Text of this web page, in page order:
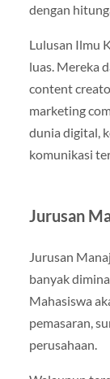
dengan
Lulusan Ilmu
luas. Mereka
content
marketing
dunia digital,
komunikasi
Jurusan
Jurusan
banyak
Mahasiswa
pemasaran,
perusahaan.